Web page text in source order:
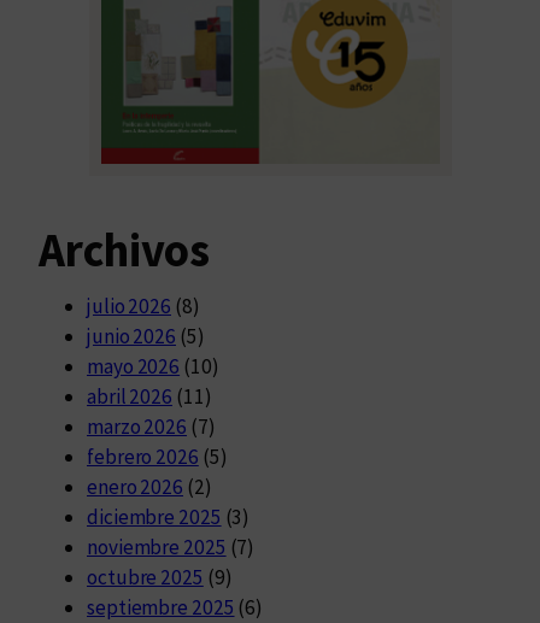
Archivos
julio 2026 (8)
junio 2026 (5)
mayo 2026 (10)
abril 2026 (11)
marzo 2026 (7)
febrero 2026 (5)
enero 2026 (2)
diciembre 2025 (3)
noviembre 2025 (7)
octubre 2025 (9)
septiembre 2025 (6)